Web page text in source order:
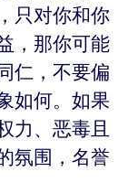
只对你和你
，那你可能
仁，不要偏
如何。如果
力、恶毒且
氛围，名誉